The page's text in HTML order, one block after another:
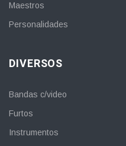
Maestros
Personalidades
DIVERSOS
Bandas c/video
Furtos
Instrumentos